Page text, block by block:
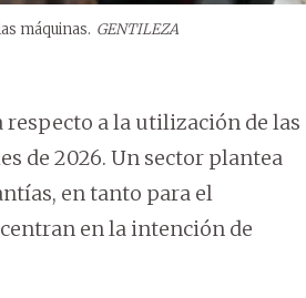
máquinas. GENTILEZA
respecto a la utilización de las
de 2026. Un sector plantea
en tanto para el
en la intención de